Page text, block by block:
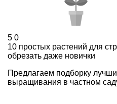
5 0
10 простых растений для
обрезать даже новички
Предлагаем подборку
выращивания в частном